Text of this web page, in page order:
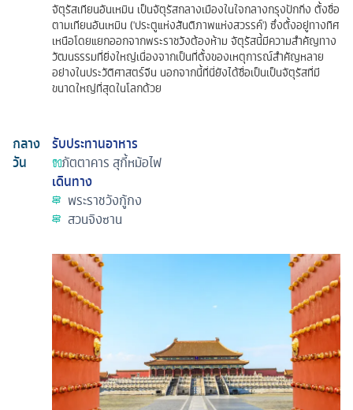
จัตุรัสเทียนอันเหมิน เป็นจัตุรัสกลางเมืองในใจกลางกรุงปักกิ่ง ตั้งชื่อ
ตามเทียนอันเหมิน ('ประตูแห่งสันติภาพแห่งสวรรค์') ซึ่งตั้งอยู่ทางทิศ
เหนือโดยแยกออกจากพระราชวังต้องห้าม จัตุรัสนี้มีความสำคัญทาง
วัฒนธรรมที่ยิ่งใหญ่เนื่องจากเป็นที่ตั้งของเหตุการณ์สำคัญหลาย
อย่างในประวัติศาสตร์จีน นอกจากนี้ที่นี่ยังได้ชื่อเป็นเป็นจัตุรัสที่มี
ขนาดใหญ่ที่สุดในโลกด้วย
กลาง
วัน
รับประทานอาหาร
ภัตตาคารสุกี้หม้อไฟ
เดินทาง
พระราชวังกู้กง
สวนจิงซาน